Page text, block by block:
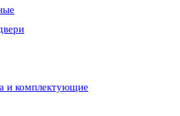
и комплектующие